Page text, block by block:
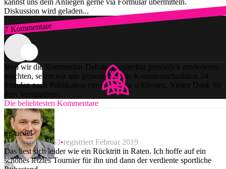
Diskussion wird geladen...
7 Kommentare
Zum Login
Weil wir die Kommentar-Debatten weiterhin persönlich moderieren
möchten, sehen wir uns gezwungen, die Kommentarfunktion 24
Stunden nach Publikation einer Story zu schliessen. Vielen Dank für
dein Verständnis!
Die beliebtesten Kommentare
mstuedel
31.03.2021 12:53 registriert Februar 2019
Das liest sich leider wie ein Rücktritt in Raten. Ich hoffe auf ein
schönes letztes Tournier für ihn und dann der verdiente sportliche